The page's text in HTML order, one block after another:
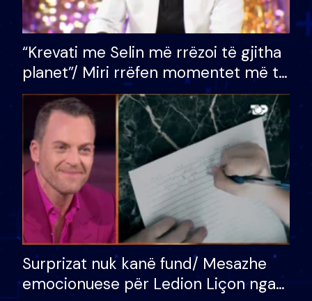
“Krevati me Selin më rrëzoi të gjitha
planet”/ Miri rrëfen momentet më të
bukura në shtëpinë e BB VIP: Do më
mungojë zilja e mëngjesit kur…
Surprizat nuk kanë fund/ Mesazhe
emocionuese për Ledion Liçon nga